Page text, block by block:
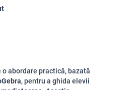
abordare practică, bazată
, pentru a ghida elevii